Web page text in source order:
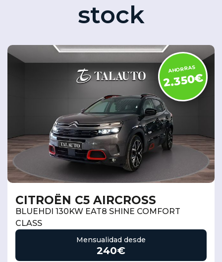
Por Tipo de Vehículo
Vehículos
nuevos
Seminuevos
y
Ocasión
Taller
stock
AHORRAS
2.350€
CITROËN C5 AIRCROSS
BLUEHDI 130KW EAT8 SHINE COMFORT
CLASS
Mensualidad desde
240€